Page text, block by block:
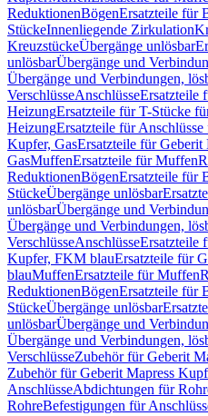
ReduktionenBögenErsatzteile für
StückeInnenliegende Zirkulation
KreuzstückeÜbergänge unlösbar
unlösbarÜbergänge und
Übergänge und Verbindungen,
VerschlüsseAnschlüsseErsatzteile
HeizungErsatzteile für T-Stücke
HeizungErsatzteile für
Kupfer, GasErsatzteile für Geberit
GasMuffenErsatzteile für Muffen
ReduktionenBögenErsatzteile für
StückeÜbergänge unlösbar
unlösbarÜbergänge und
Übergänge und Verbindungen,
VerschlüsseAnschlüsseErsatzteile
Kupfer, FKM blauErsatzteile für
blauMuffenErsatzteile für Muffen
ReduktionenBögenErsatzteile für
StückeÜbergänge unlösbar
unlösbarÜbergänge und
Übergänge und Verbindungen,
VerschlüsseZubehör für Geberit
Zubehör für Geberit Mapress
AnschlüsseAbdichtungen für
RohreBefestigungen für